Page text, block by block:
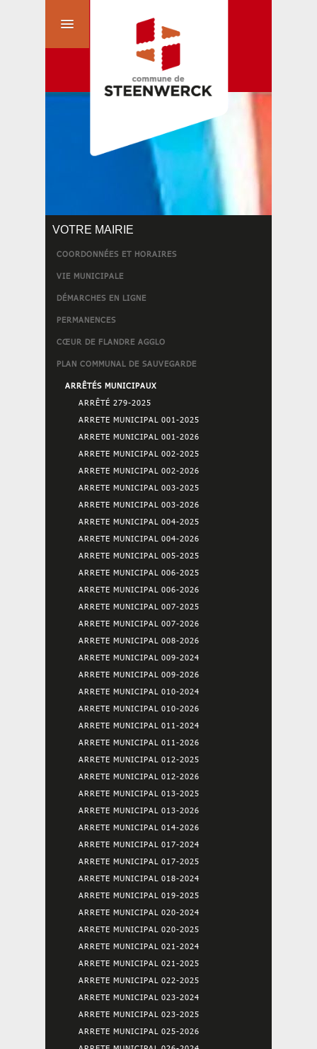
VOTRE MAIRIE
COORDONNÉES ET HORAIRES
VIE MUNICIPALE
DÉMARCHES EN LIGNE
PERMANENCES
CŒUR DE FLANDRE AGGLO
PLAN COMMUNAL DE SAUVEGARDE
ARRÊTÉS MUNICIPAUX
ARRÊTÉ 279-2025
ARRETE MUNICIPAL 001-2025
ARRETE MUNICIPAL 001-2026
ARRETE MUNICIPAL 002-2025
ARRETE MUNICIPAL 002-2026
ARRETE MUNICIPAL 003-2025
ARRETE MUNICIPAL 003-2026
ARRETE MUNICIPAL 004-2025
ARRETE MUNICIPAL 004-2026
ARRETE MUNICIPAL 005-2025
ARRETE MUNICIPAL 006-2025
ARRETE MUNICIPAL 006-2026
ARRETE MUNICIPAL 007-2025
ARRETE MUNICIPAL 007-2026
ARRETE MUNICIPAL 008-2026
ARRETE MUNICIPAL 009-2024
ARRETE MUNICIPAL 009-2026
ARRETE MUNICIPAL 010-2024
ARRETE MUNICIPAL 010-2026
ARRETE MUNICIPAL 011-2024
ARRETE MUNICIPAL 011-2026
ARRETE MUNICIPAL 012-2025
ARRETE MUNICIPAL 012-2026
ARRETE MUNICIPAL 013-2025
ARRETE MUNICIPAL 013-2026
ARRETE MUNICIPAL 014-2026
ARRETE MUNICIPAL 017-2024
ARRETE MUNICIPAL 017-2025
ARRETE MUNICIPAL 018-2024
ARRETE MUNICIPAL 019-2025
ARRETE MUNICIPAL 020-2024
ARRETE MUNICIPAL 020-2025
ARRETE MUNICIPAL 021-2024
ARRETE MUNICIPAL 021-2025
ARRETE MUNICIPAL 022-2025
ARRETE MUNICIPAL 023-2024
ARRETE MUNICIPAL 023-2025
ARRETE MUNICIPAL 025-2026